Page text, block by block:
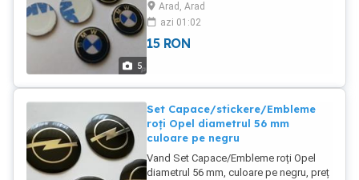
5
Arad, Arad
azi 01:02
15 RON
Set Capace/stickere/Embleme
roți Opel diametrul 56 mm
culoare pe negru
Vand Set Capace/Embleme roți Opel
diametrul 56 mm, culoare pe negru, preț